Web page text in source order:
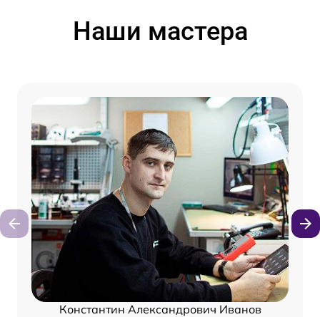
Наши мастера
Константин Александрович Иванов